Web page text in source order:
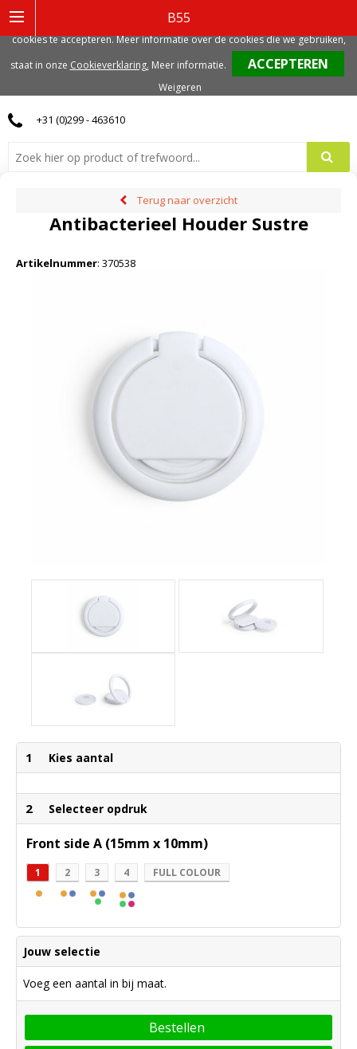
B55
0
+31 (0)299 - 463610
Terug naar overzicht
Antibacterieel Houder Sustre
Artikelnummer: 370538
1 Kies aantal
2 Selecteer opdruk
Front side A (15mm x 10mm)
1 2 3 4 FULL COLOUR
Jouw selectie
Voeg een aantal in bij maat.
Bestellen
gerelateerde cookies. Voor de beste gebruikerservaring, adviseren we deze
cookies te accepteren. Meer informatie over de cookies die we gebruiken,
staat in onze Cookieverklaring. Meer informatie.
Weigeren